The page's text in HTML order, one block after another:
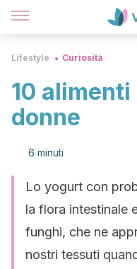
Lifestyle Curiosità
10
donne
6 minuti
Lo yogurt con
la flora intestinale
funghi, che ne
nostri tessuti